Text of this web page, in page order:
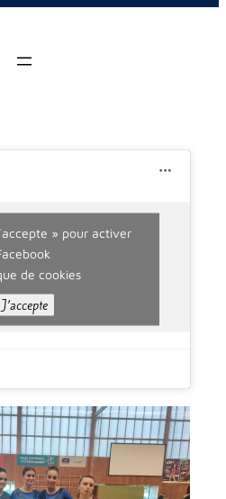
» pour activer
de cookies
J’accepte